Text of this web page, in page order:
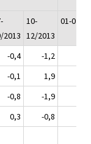
2013
10-
12/2013
01-02/
-0,4
-1,2
-0,1
1,9
-0,8
-1,9
0,3
-0,8